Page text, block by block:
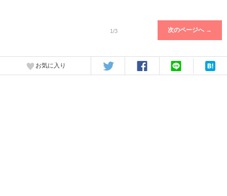
1/3 次のページへ →
お気に入り